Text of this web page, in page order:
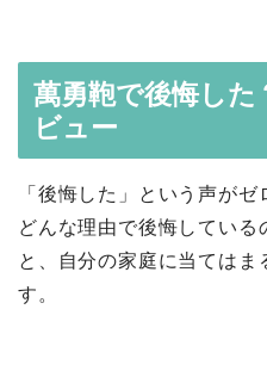
萬勇鞄で後悔した
ビュー
「後悔した」という声がゼ
どんな理由で後悔している
と、自分の家庭に当てはま
す。